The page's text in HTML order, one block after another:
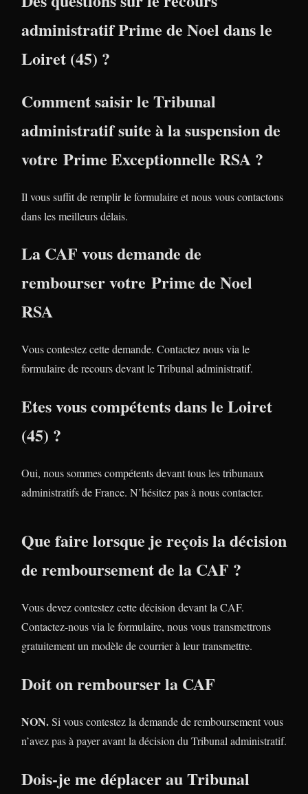
administratif Prime de Noel dans le
Loiret (45) ?
Comment saisir le Tribunal
administratif suite à la suspension de
votre Prime Exceptionnelle RSA ?
Il vous suffit de remplir le formulaire et nous vous contactons
dans les meilleurs délais.
La CAF vous demande de
rembourser votre Prime de Noel
RSA
Vous contestez cette demande. Contactez nous via le
formulaire de recours devant le Tribunal administratif.
Etes vous compétents dans le Loiret
(45) ?
Oui, nous sommes compétents devant tous les tribunaux
administratifs de France. N’hésitez pas à nous contacter.
Que faire lorsque je reçois la décision
de remboursement de la CAF ?
Vous devez contestez cette décision devant la CAF.
Contactez-nous via le formulaire, nous vous transmettrons
gratuitement un modèle de courrier à leur transmettre.
Doit on rembourser la CAF
NON.Si vous contestez la demande de remboursement vous
n’avez pas à payer avant la décision du Tribunal administratif.
Dois-je me déplacer au Tribunal